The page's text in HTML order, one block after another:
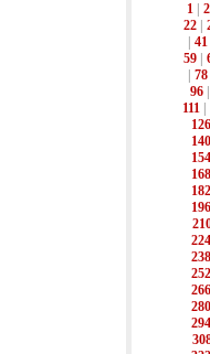
1
2
22|
41
59|
78
96
111|
126
140
154
168
182
196
224
238
252
266
280
294